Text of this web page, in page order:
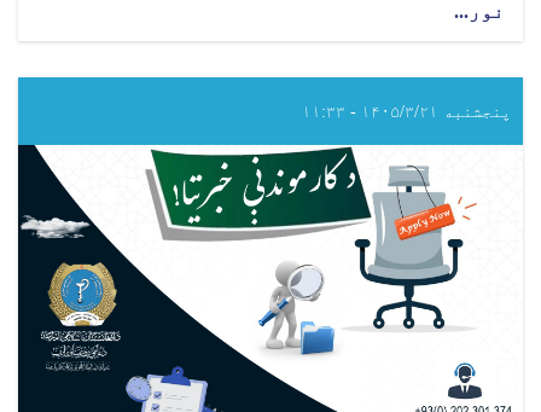
نور...
روغتیا
وزارت
مرکزي
پولي
کلینیک
ریاست
خبرتیا!
پنجشنبه ۱۴۰۵/۳/۲۱ - ۱۱:۳۳